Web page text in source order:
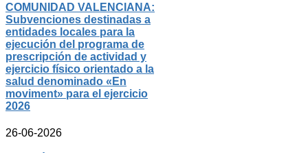
COMUNIDAD VALENCIANA:
Subvenciones destinadas a
entidades locales para la
ejecución del programa de
prescripción de actividad y
ejercicio físico orientado a la
salud denominado «En
moviment» para el ejercicio
2026
26-06-2026